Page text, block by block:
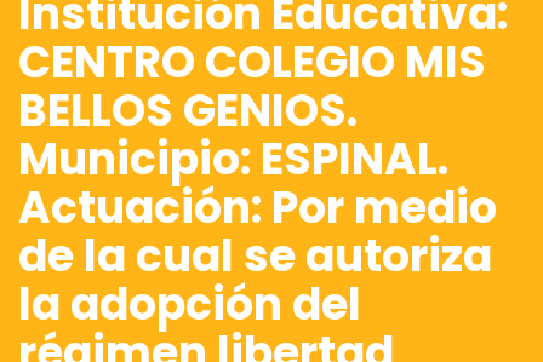
Institución Educativa:
CENTRO COLEGIO MIS
BELLOS GENIOS.
Municipio: ESPINAL.
Actuación: Por medio
de la cual se autoriza
la adopción del